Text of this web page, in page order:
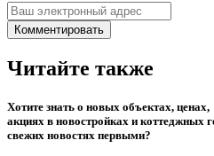
Комментировать
Читайте также
Хотите знать о новых объектах, ценах,
акциях в новостройках и коттеджных
свежих новостях первыми?